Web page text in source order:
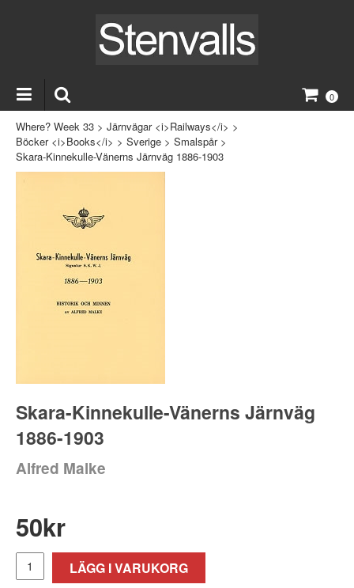
0
Where? Week 33 > Järnvägar <i>Railways</i> >
Böcker <i>Books</i> > Sverige > Smalspår>
Skara-Kinnekulle-Vänerns Järnväg 1886-1903
Skara-Kinnekulle-Vänerns Järnväg
1886-1903
Alfred Malke
50kr
LÄGG I VARUKORG